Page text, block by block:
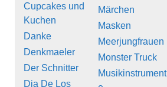
Cupcakes und
Kuchen
Danke
Denkmaeler
Der Schnitter
Dia De Los
Märchen
Masken
Meerjungfrauen
Monster Truck
Musikinstrument